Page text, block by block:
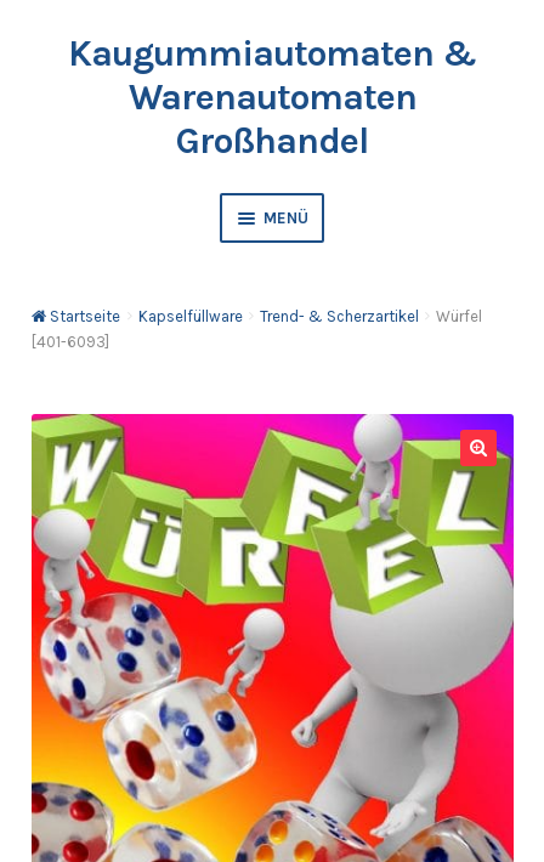
SpringeKaugummiautomaten &
Warenautomaten
Großhandel
MENÜ
Kaugummis
Kapselfüllware
Katalog & Preisliste bestellen
Anfragen-Korb
Startseite Kapselfüllware Trend- & Scherzartikel
Würfel
[401-6093]
🔍